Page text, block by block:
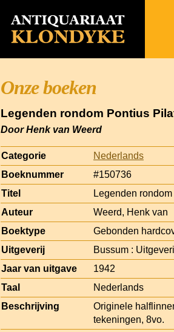
Onze boeken
Legenden rondom Pontius
Door Henk van Weerd
Categorie
Nederlands
Boeknummer
#150736
Titel
Legenden
Auteur
Weerd, Henk van
Boektype
Gebonden
Uitgeverij
Bussum :
Jaar van uitgave
1942
Taal
Nederlands
Beschrijving
Originele
tekeningen, 8vo.